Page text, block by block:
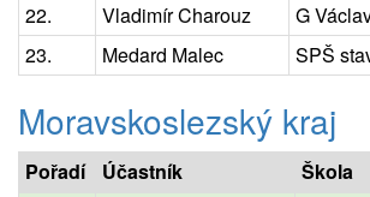
22.
Vladimír Charouz
G
23.
Medard Malec SPŠ
Moravskoslezský kraj
Pořadí Účastník
Škola